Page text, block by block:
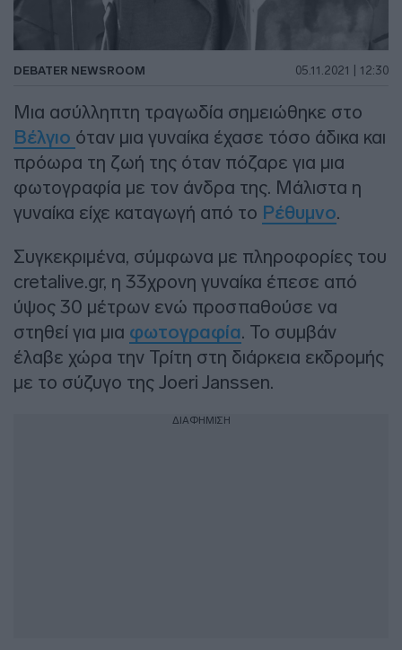
DEBATER NEWSROOM 05.11.2021 | 12:30
Μια ασύλληπτη τραγωδία σημειώθηκε στο
Βέλγιο όταν μια γυναίκα έχασε τόσο άδικα και
πρόωρα τη ζωή της όταν πόζαρε για μια
φωτογραφία με τον άνδρα της. Μάλιστα η
γυναίκα είχε καταγωγή από το Ρέθυμνο.
Συγκεκριμένα, σύμφωνα με πληροφορίες του
cretalive.gr, η 33χρονη γυναίκα έπεσε από
ύψος 30 μέτρων ενώ προσπαθούσε να
στηθεί για μια φωτογραφία. Το συμβάν
έλαβε χώρα την Τρίτη στη διάρκεια εκδρομής
με το σύζυγο της Joeri Janssen.
ΔΙΑΦΗΜΙΣΗ